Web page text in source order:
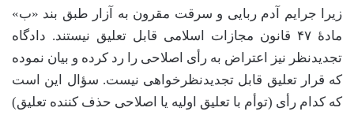
زیرا جرایم آدم ربایی و سرقت مقرون به آزار طبق بند «ب»
مادۀ ۴۷ قانون مجازات اسلامی قابل تعلیق نیستند. دادگاه
تجدیدنظر نیز اعتراض به رأی اصلاحی را رد کرده و بیان نموده
که قرار تعلیق قابل تجدیدنظرخواهی نیست. سؤال این است
که کدام رأی (توأم با تعلیق اولیه یا اصلاحی حذف کننده تعلیق)